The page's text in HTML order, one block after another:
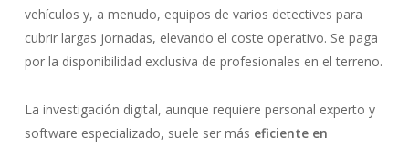
vehículos y, a menudo, equipos de varios detectives para
cubrir largas jornadas, elevando el coste operativo. Se paga
por la disponibilidad exclusiva de profesionales en el terreno.
La investigación digital, aunque requiere personal experto y
software especializado, suele ser más eficiente en